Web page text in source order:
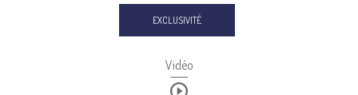
EXCLUSIVITÉ
Vidéo
AFFINER LES CRITÈRES